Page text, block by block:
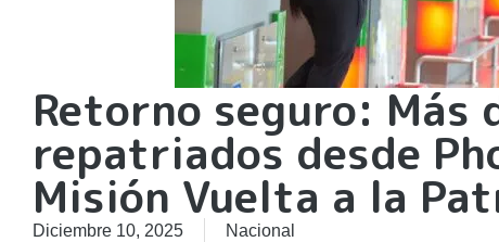
Retorno seguro: Más
repatriados desde
Misión Vuelta a la
Diciembre 10, 2025
Nacional